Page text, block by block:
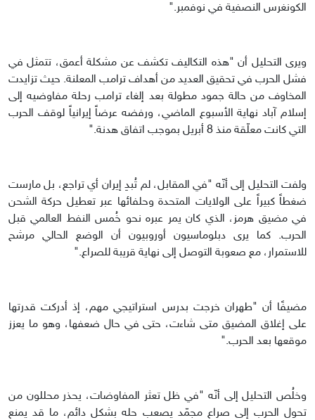
الكونغرس النصفية في نوفمبر."
ويرى التحليل أن "هذه التكاليف تكشف عن مشكلة أعمق، تتمثل في
فشل الحرب في تحقيق العديد من أهداف ترامب المعلنة. حيث تزايدت
المخاوف من حالة جمود مطولة بعد إلغاء ترامب رحلة مفاوضيه إلى
إسلام آباد نهاية الأسبوع الماضي، ورفضه عرضاً إيرانياً لوقف الحرب
التي كانت معلّقة منذ 8 أبريل بموجب اتفاق هدنة."
ولفت التحليل إلى أنّه "في المقابل، لم تُبدِ إيران أي تراجع، بل مارست
ضغطاً كبيراً على الولايات المتحدة وحلفائها عبر تعطيل حركة الشحن
في مضيق هرمز، الذي كان يمر عبره نحو خُمس النفط العالمي قبل
الحرب. كما يرى دبلوماسيون أوروبيون أن الوضع الحالي مرشح
للاستمرار، مع صعوبة التوصل إلى نهاية قريبة للصراع."
مضيفًا أن "طهران خرجت بدرس استراتيجي مهم، إذ أدركت قدرتها
على إغلاق المضيق متى شاءت، حتى في حال ضعفها، وهو ما يعزز
موقعها بعد الحرب."
وخلُص التحليل إلى أنّه "في ظل تعثر المفاوضات، يحذر محللون من
تحول الحرب إلى صراع مجمّد يصعب حله بشكل دائم، ما قد يمنع